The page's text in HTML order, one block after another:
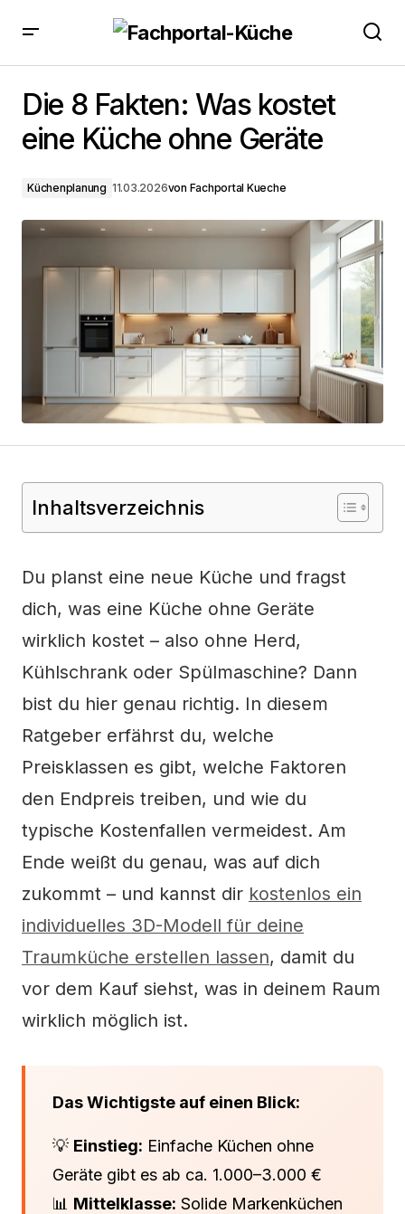
Die 8 Fakten: Was kostet
eine Küche ohne Geräte
Küchenplanung 11.03.2026von Fachportal Kueche
Inhaltsverzeichnis
Du planst eine neue Küche und fragst
dich, was eine Küche ohne Geräte
wirklich kostet – also ohne Herd,
Kühlschrank oder Spülmaschine? Dann
bist du hier genau richtig. In diesem
Ratgeber erfährst du, welche
Preisklassen es gibt, welche Faktoren
den Endpreis treiben, und wie du
typische Kostenfallen vermeidest. Am
Ende weißt du genau, was auf dich
zukommt – und kannst dir kostenlos ein
individuelles 3D-Modell für deine
Traumküche erstellen lassen, damit du
vor dem Kauf siehst, was in deinem Raum
wirklich möglich ist.
Das Wichtigste auf einen Blick:
💡 Einstieg: Einfache Küchen ohne
Geräte gibt es ab ca. 1.000–3.000 €
📊 Mittelklasse: Solide Markenküchen